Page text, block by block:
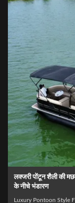
7.6 मीटर सिंगल लेयर
7.6m Length Single
Key Features Pontoon